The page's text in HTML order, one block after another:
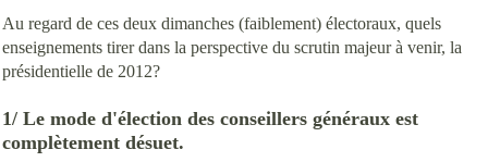
Au regard de ces deux dimanches (faiblement) électoraux, quels
enseignements tirer dans la perspective du scrutin majeur à venir, la
présidentielle de 2012?
1/ Le mode d'élection des conseillers généraux est
complètement désuet.